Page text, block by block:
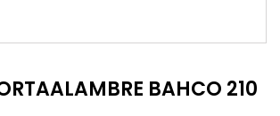
BAHCO 210